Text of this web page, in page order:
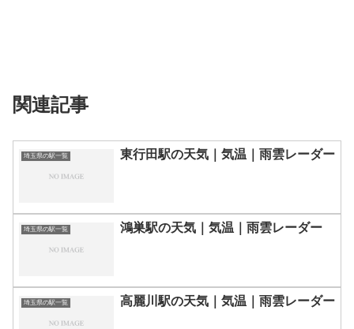
関連記事
埼玉県の駅一覧 東行田駅の天気｜気温｜雨雲レーダー
埼玉県の駅一覧 鴻巣駅の天気｜気温｜雨雲レーダー
埼玉県の駅一覧 高麗川駅の天気｜気温｜雨雲レーダー